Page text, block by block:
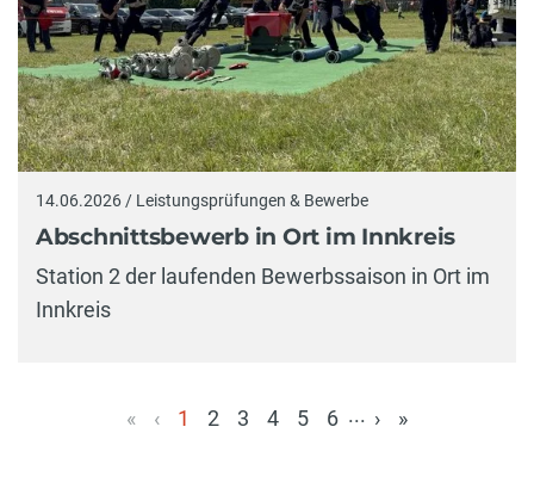
14.06.2026 / Leistungsprüfungen & Bewerbe
Abschnittsbewerb in Ort im Innkreis
Station 2 der laufenden Bewerbssaison in Ort im
Innkreis
« ‹
1
2 3 4 5 6 ... › »